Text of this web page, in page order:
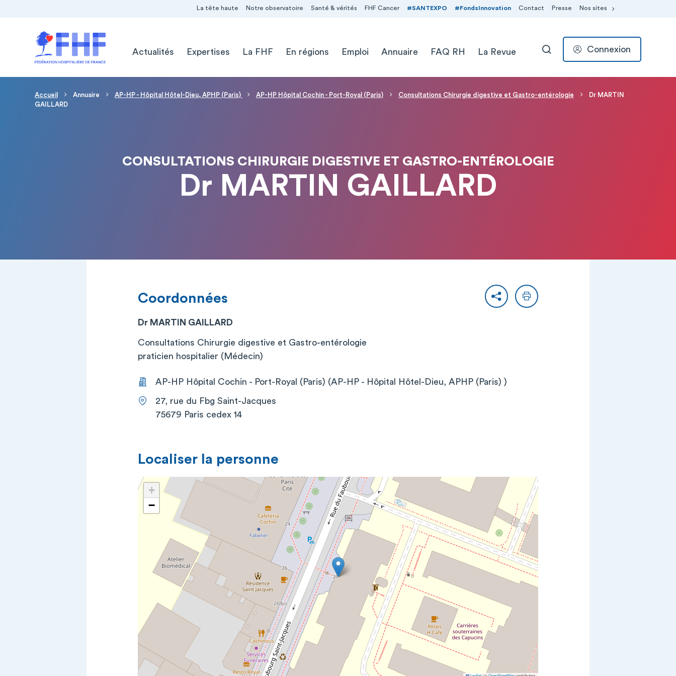
La tête haute Notre observatoire Santé & vérités FHF Cancer #SANTEXPO #FondsInnovation Contact Presse Nos sites
Actualités
Expertises La FHF En régions Emploi Annuaire FAQ RH La Revue RECHERCHER
Connexion
Fil d'Ariane
Accueil Annuaire AP-HP - Hôpital Hôtel-Dieu, APHP (Paris) AP-HP Hôpital Cochin - Port-Royal (Paris) Consultations Chirurgie digestive et Gastro-entérologie
Dr MARTIN
GAILLARD
CONSULTATIONS CHIRURGIE DIGESTIVE ET GASTRO-ENTÉROLOGIE
Dr MARTIN GAILLARD
PartagerImprimer
Coordonnées
Dr MARTIN GAILLARD
Consultations Chirurgie digestive et Gastro-entérologie
praticien hospitalier (Médecin)
AP-HP Hôpital Cochin - Port-Royal (Paris) (AP-HP - Hôpital Hôtel-Dieu, APHP (Paris) )
27, rue du Fbg Saint-Jacques
75679 Paris cedex 14
Localiser la personne
+
−